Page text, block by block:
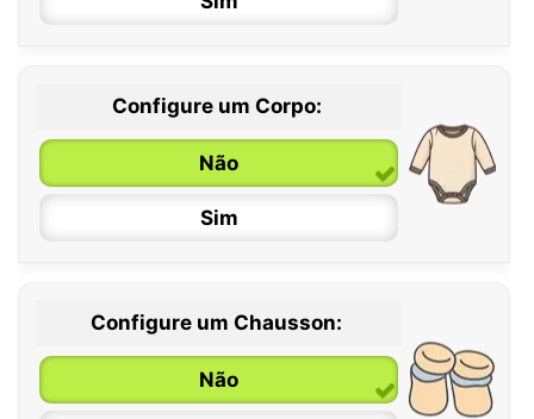
Configure um Corpo:
Não
Sim
0 / 6 meses
6 / 12 meses
Configure um Chausson:
Não